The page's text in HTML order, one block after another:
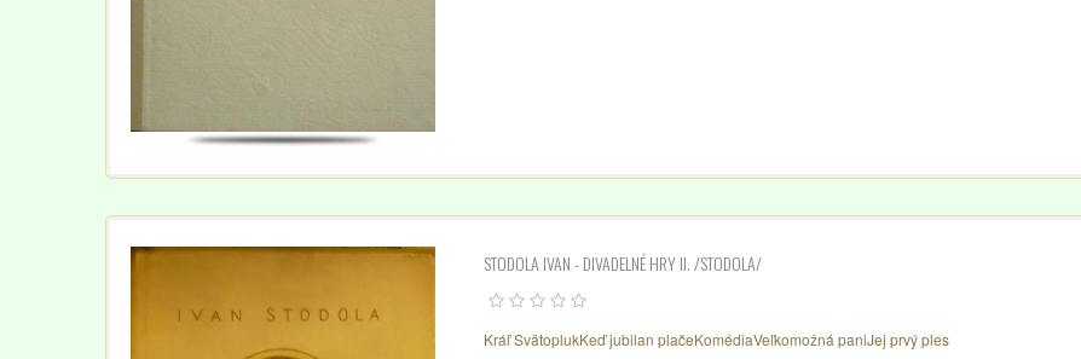
STODOLA IVAN - DIVADELNÉ HRY II. /STODOLA/
Kráľ SvätoplukKeď jubilan plačeKomédiaVeľkomožná paniJej prvý ples